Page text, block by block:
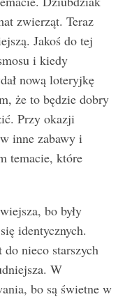
zwierząt. Teraz
Jakoś do tej
i kiedy
nową loteryjkę
że to będzie dobry
Przy okazji
inne zabawy i
temacie, które
bo były
identycznych.
nieco starszych
W
bo są świetne w